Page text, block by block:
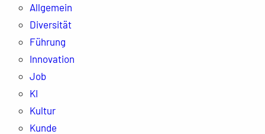
Allgemein
Diversität
Führung
Innovation
Job
KI
Kultur
Kunde